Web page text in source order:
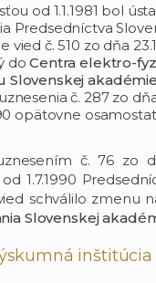
od 1.1.1981 bol
Predsedníctva
vied č. 510 zo dňa
doCentra elektro-
Slovenskej
č. 287 zo
opätovne
č. 76 zo
1.7.1990
schválilo zmenu
Slovenskej
inštitúcia